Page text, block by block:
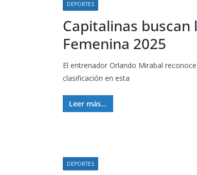
DEPORTES
Capitalinas buscan
Femenina 2025
El entrenador Orlando Mirabal
clasificación en esta
Leer más...
DEPORTES